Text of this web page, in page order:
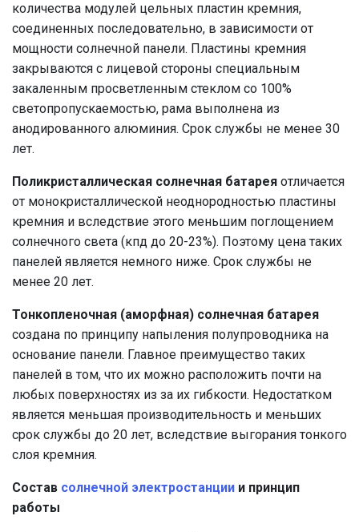
количества модулей цельных пластин кремния,
соединенных последовательно, в зависимости от
мощности солнечной панели. Пластины кремния
закрываются с лицевой стороны специальным
закаленным просветленным стеклом со 100%
светопропускаемостью, рама выполнена из
анодированного алюминия. Срок службы не менее 30
лет.
Поликристаллическая солнечная батарея отличается
от монокристаллической неоднородностью пластины
кремния и вследствие этого меньшим поглощением
солнечного света (кпд до 20-23%). Поэтому цена таких
панелей является немного ниже. Срок службы не
менее 20 лет.
Тонкопленочная (аморфная) солнечная батарея
создана по принципу напыления полупроводника на
основание панели. Главное преимущество таких
панелей в том, что их можно расположить почти на
любых поверхностях из за их гибкости. Недостатком
является меньшая производительность и меньших
срок службы до 20 лет, вследствие выгорания тонкого
слоя кремния.
Состав солнечной электростанции и принцип
работы